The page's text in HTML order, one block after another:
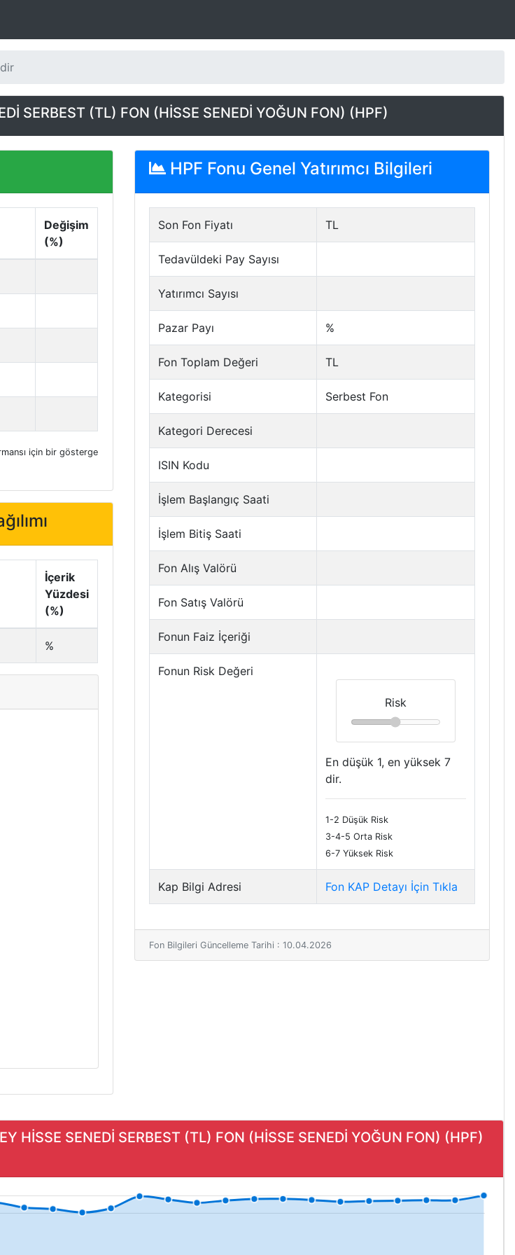
SERBEST (TL) FON (HİSSE SENEDİ YOĞUN FON) (HPF)
Değişim
(%)
için bir gösterge
İçerik
Yüzdesi
(%)
%
HPF Fonu Genel Yatırımcı Bilgileri
Son Fon Fiyatı TL
Tedavüldeki Pay Sayısı
Yatırımcı Sayısı
Pazar Payı %
Fon Toplam Değeri TL
Kategorisi Serbest Fon
Kategori Derecesi
ISIN Kodu
İşlem Başlangıç Saati
İşlem Bitiş Saati
Fon Alış Valörü
Fon Satış Valörü
Fonun Faiz İçeriği
Fonun Risk Değeri
Risk
En düşük 1, en yüksek 7
dir.
1-2 Düşük Risk
3-4-5 Orta Risk
6-7 Yüksek Risk
Kap Bilgi Adresi Fon KAP Detayı İçin Tıkla
Fon Bilgileri Güncelleme Tarihi : 10.04.2026
HİSSE SENEDİ SERBEST (TL) FON (HİSSE SENEDİ YOĞUN FON) (HPF)